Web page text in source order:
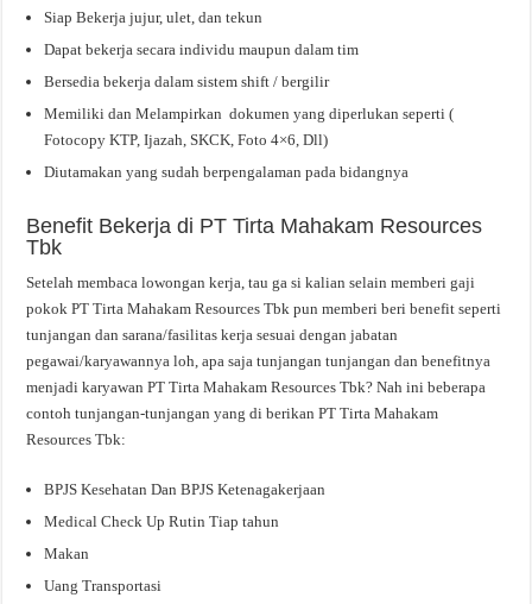
Siap Bekerja jujur, ulet, dan tekun
Dapat bekerja secara individu maupun dalam tim
Bersedia bekerja dalam sistem shift / bergilir
Memiliki dan Melampirkan dokumen yang diperlukan seperti (
Fotocopy KTP, Ijazah, SKCK, Foto 4×6, Dll)
Diutamakan yang sudah berpengalaman pada bidangnya
Benefit Bekerja di PT Tirta Mahakam Resources
Tbk
Setelah membaca lowongan kerja, tau ga si kalian selain memberi gaji
pokok PT Tirta Mahakam Resources Tbk pun memberi beri benefit seperti
tunjangan dan sarana/fasilitas kerja sesuai dengan jabatan
pegawai/karyawannya loh, apa saja tunjangan tunjangan dan benefitnya
menjadi karyawan PT Tirta Mahakam Resources Tbk? Nah ini beberapa
contoh tunjangan-tunjangan yang di berikan PT Tirta Mahakam
Resources Tbk:
BPJS Kesehatan Dan BPJS Ketenagakerjaan
Medical Check Up Rutin Tiap tahun
Makan
Uang Transportasi